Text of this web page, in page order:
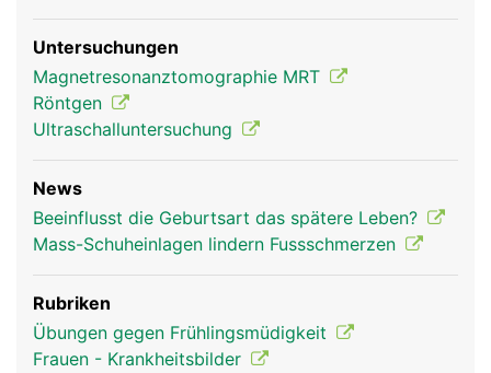
Untersuchungen
Magnetresonanztomographie MRT
Röntgen
Ultraschalluntersuchung
News
Beeinflusst die Geburtsart das spätere Leben?
Mass-Schuheinlagen lindern Fussschmerzen
Rubriken
Übungen gegen Frühlingsmüdigkeit
Frauen - Krankheitsbilder